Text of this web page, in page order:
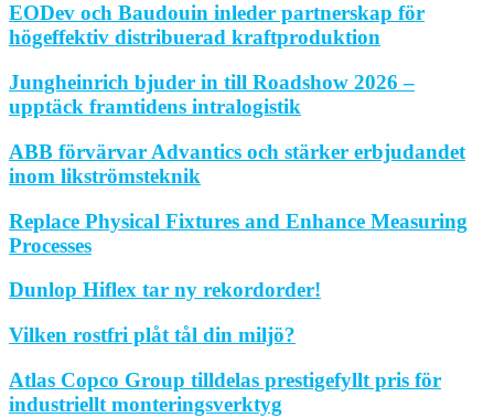
EODev och Baudouin inleder partnerskap för
högeffektiv distribuerad kraftproduktion
Jungheinrich bjuder in till Roadshow 2026 –
upptäck framtidens intralogistik
ABB förvärvar Advantics och stärker erbjudandet
inom likströmsteknik
Replace Physical Fixtures and Enhance Measuring
Processes
Dunlop Hiflex tar ny rekordorder!
Vilken rostfri plåt tål din miljö?
Atlas Copco Group tilldelas prestigefyllt pris för
industriellt monteringsverktyg